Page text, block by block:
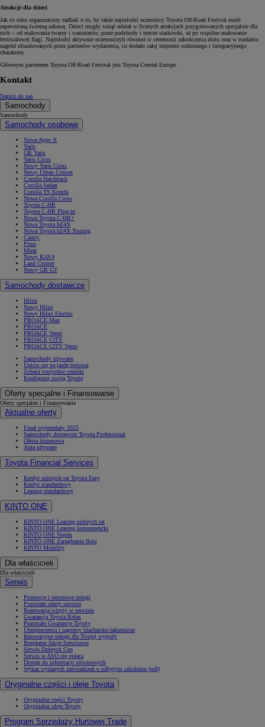
Atrakcje dla dzieci
Jak co roku organizatorzy zadbali o to, by także najmłodsi uczestnicy Toyota Off-Road Festival mieli
zapewnioną świetną zabawę. Dzieci mogły wziąć udział w licznych atrakcjach przygotowanych specjalnie dla
nich – od malowania twarzy i warsztatów, przez podchody i mecze siatkówki, aż po wspólne malowanie
festiwalowej flagi. Najmłodsi aktywnie uczestniczyli również w ceremonii zakończenia zlotu oraz w rozdaniu
nagród ufundowanych przez partnerów wydarzenia, co dodało całej imprezie rodzinnego i integracyjnego
charakteru.
Głównym partnerem Toyota Off-Road Festival jest Toyota Central Europe.
Kontakt
Napisz do nas
Samochody
Samochody
Samochody osobowe
Nowe Aygo X
Yaris
GR Yaris
Yaris Cross
Nowy Yaris Cross
Nowy Urban Cruiser
Corolla Hatchback
Corolla Sedan
Corolla TS Kombi
Nowa Corolla Cross
Toyota C-HR
Toyota C-HR Plug-in
Nowa Toyota C-HR+
Nowa Toyota bZ4X
Nowa Toyota bZ4X Touring
Camry
Prius
Mirai
Nowy RAV4
Land Cruiser
Nowy GR GT
Samochody dostawcze
Hilux
Nowy Hilux
Nowy Hilux Electric
PROACE Max
PROACE
PROACE Verso
PROACE CITY
PROACE CITY Verso
Samochody używane
Umów się na jazdę testową
Zobacz wszystkie cenniki
Konfiguruj swoją Toyotę
Oferty specjalne i Finansowanie
Oferty specjalne i Finansowanie
Aktualne oferty
Finał wyprzedaży 2025
Samochody dostawcze Toyota Professional
Oferta biznesowa
Auta używane
Toyota Financial Services
Kredyt niższych rat Toyota Easy
Kredyt standardowy
Leasing standardowy
KINTO ONE
KINTO ONE Leasing niższych rat
KINTO ONE Leasing konsumencki
KINTO ONE Najem
KINTO ONE Zarządzanie flotą
KINTO Mobility
Dla właścicieli
Dla właścicieli
Serwis
Promocje i sezonowe usługi
Pozostałe oferty serwisu
Rezerwacja wizyty w serwisie
Gwarancja Toyota Relax
Pozostałe Gwarancje Toyoty
Ubezpieczenia i naprawy blacharsko-lakiernicze
Innowacyjne usługi dla Twojej wygody
Bezpłatne Akcje Serwisowe
Serwis Dobrych Cen
Serwis w ASO się opłaca
Dostęp do informacji serwisowych
Wykaz wydanych zaświadczeń o odbytym szkoleniu (pdf)
Oryginalne części i oleje Toyota
Oryginalne części Toyoty
Oryginalne oleje Toyoty
Program Sprzedaży Hurtowej Trade